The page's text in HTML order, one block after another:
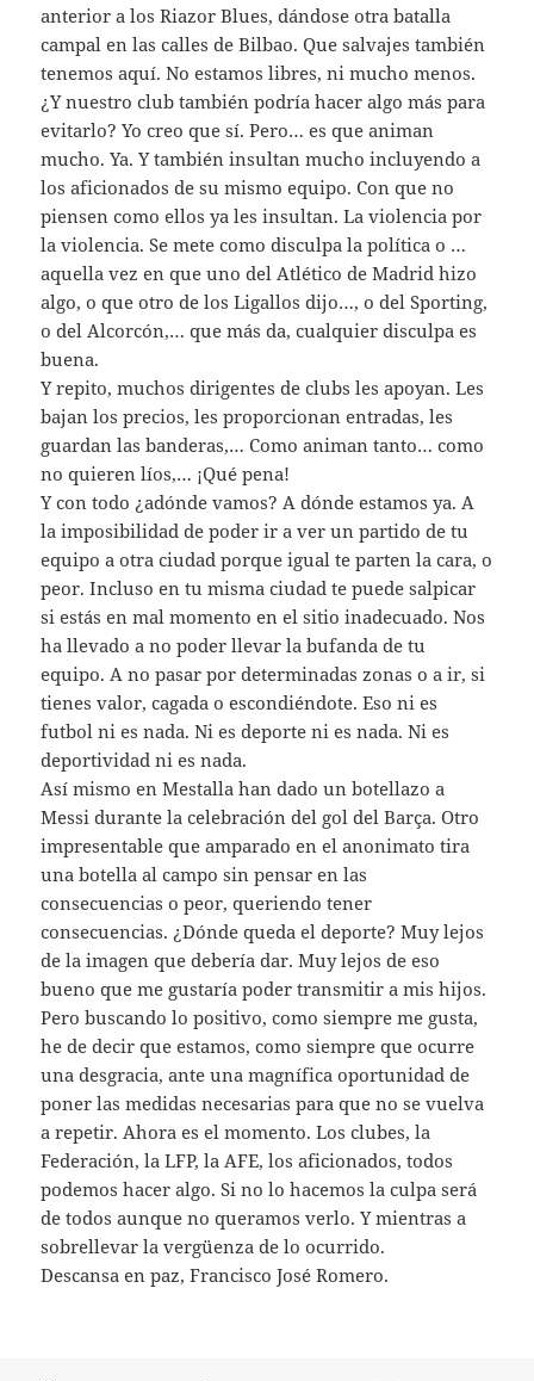
anterior a los Riazor Blues, dándose otra batalla
campal en las calles de Bilbao. Que salvajes también
tenemos aquí. No estamos libres, ni mucho menos.
¿Y nuestro club también podría hacer algo más para
evitarlo? Yo creo que sí. Pero… es que animan
mucho. Ya. Y también insultan mucho incluyendo a
los aficionados de su mismo equipo. Con que no
piensen como ellos ya les insultan. La violencia por
la violencia. Se mete como disculpa la política o …
aquella vez en que uno del Atlético de Madrid hizo
algo, o que otro de los Ligallos dijo…, o del Sporting,
o del Alcorcón,… que más da, cualquier disculpa es
buena.
Y repito, muchos dirigentes de clubs les apoyan. Les
bajan los precios, les proporcionan entradas, les
guardan las banderas,… Como animan tanto… como
no quieren líos,… ¡Qué pena!
Y con todo ¿adónde vamos? A dónde estamos ya. A
la imposibilidad de poder ir a ver un partido de tu
equipo a otra ciudad porque igual te parten la cara, o
peor. Incluso en tu misma ciudad te puede salpicar
si estás en mal momento en el sitio inadecuado. Nos
ha llevado a no poder llevar la bufanda de tu
equipo. A no pasar por determinadas zonas o a ir, si
tienes valor, cagada o escondiéndote. Eso ni es
futbol ni es nada. Ni es deporte ni es nada. Ni es
deportividad ni es nada.
Así mismo en Mestalla han dado un botellazo a
Messi durante la celebración del gol del Barça. Otro
impresentable que amparado en el anonimato tira
una botella al campo sin pensar en las
consecuencias o peor, queriendo tener
consecuencias. ¿Dónde queda el deporte? Muy lejos
de la imagen que debería dar. Muy lejos de eso
bueno que me gustaría poder transmitir a mis hijos.
Pero buscando lo positivo, como siempre me gusta,
he de decir que estamos, como siempre que ocurre
una desgracia, ante una magnífica oportunidad de
poner las medidas necesarias para que no se vuelva
a repetir. Ahora es el momento. Los clubes, la
Federación, la LFP, la AFE, los aficionados, todos
podemos hacer algo. Si no lo hacemos la culpa será
de todos aunque no queramos verlo. Y mientras a
sobrellevar la vergüenza de lo ocurrido.
Descansa en paz, Francisco José Romero.